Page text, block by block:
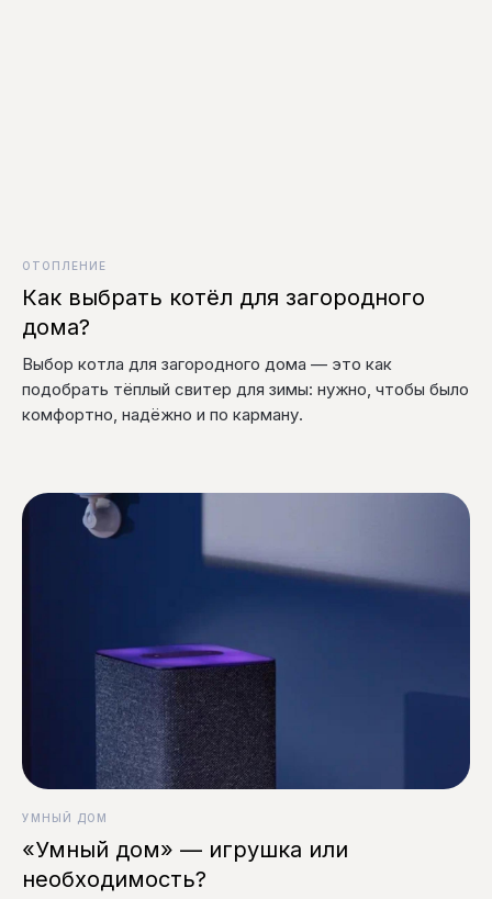
ОТОПЛЕНИЕ
Как выбрать котёл для загородного
дома?
Выбор котла для загородного дома — это как
подобрать тёплый свитер для зимы: нужно, чтобы было
комфортно, надёжно и по карману.
УМНЫЙ ДОМ
«Умный дом» — игрушка или
необходимость?